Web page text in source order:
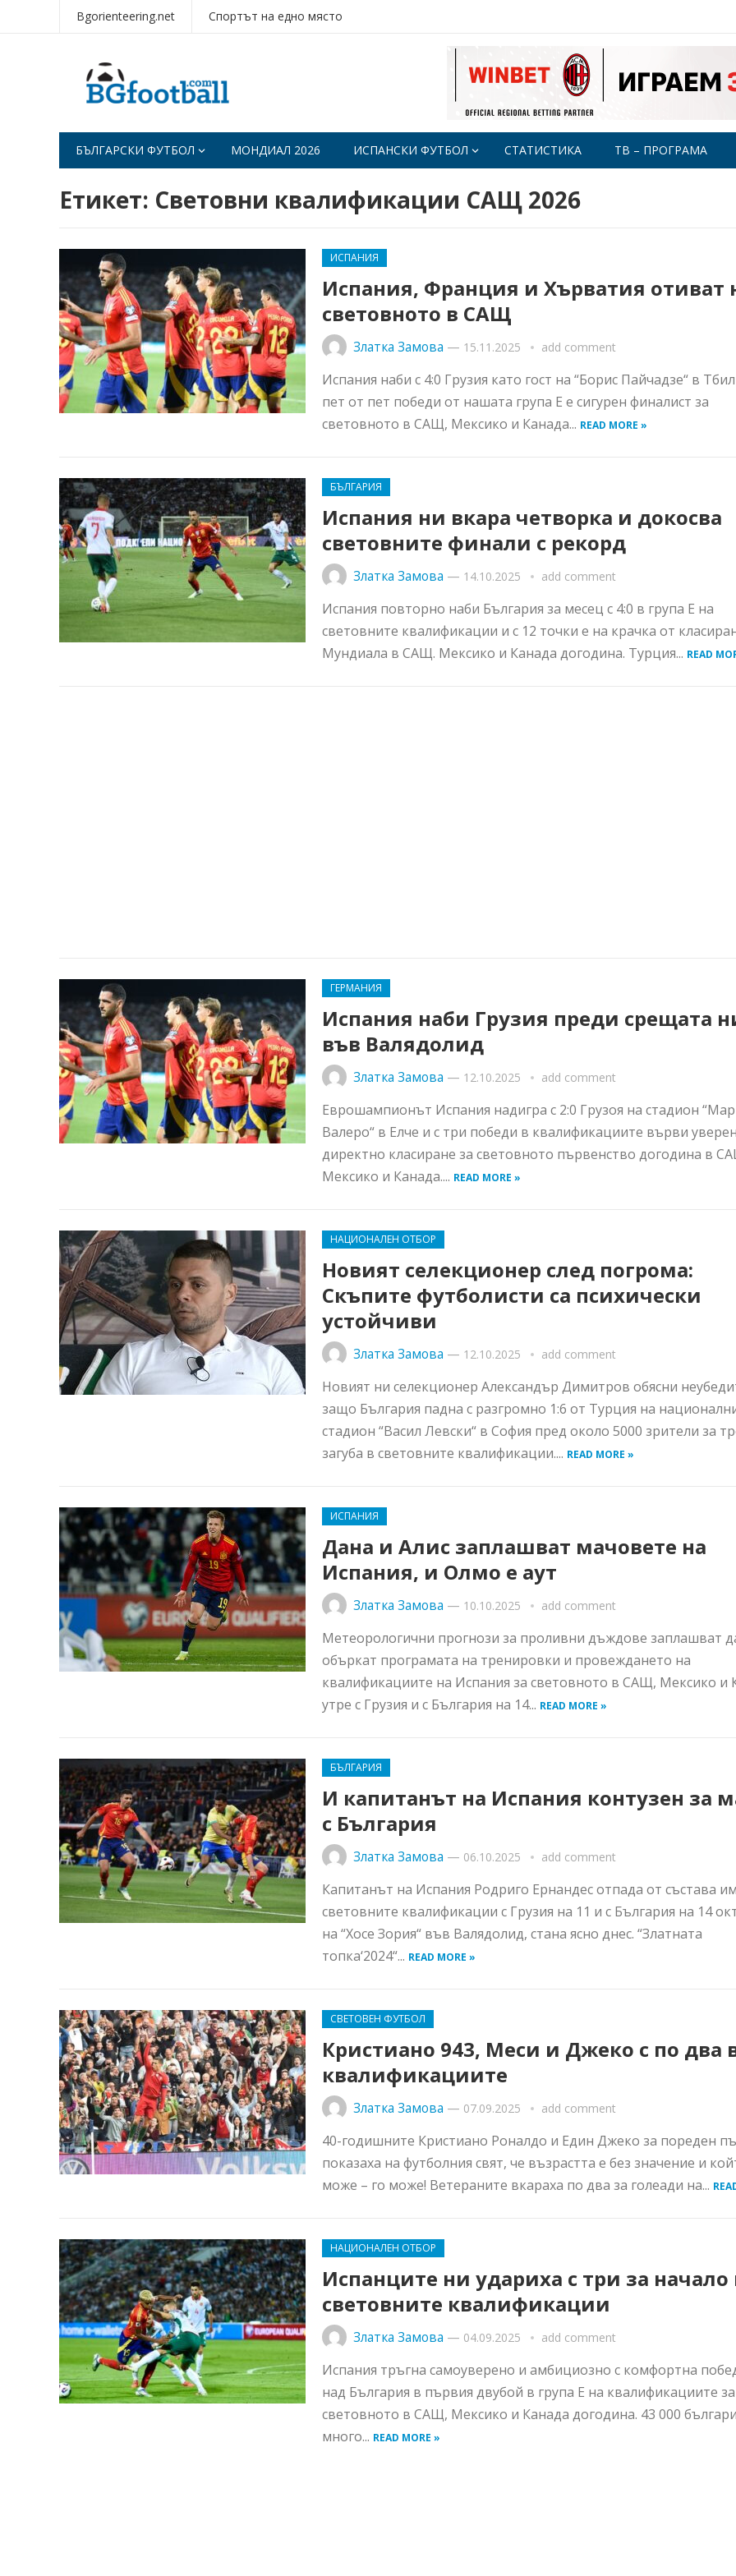
Bgorienteering.net Спортът на едно място
БЪЛГАРСКИ ФУТБОЛ МОНДИАЛ 2026 ИСПАНСКИ ФУТБОЛ СТАТИСТИКА ТВ – ПРОГРАМА
Етикет: Световни квалификации САЩ 2026
ИСПАНИЯ
Испания, Франция и Хърватия отиват
световното в САЩ
Златка Замова — 15.11.2025 add comment
Испания наби с 4:0 Грузия като гост на “Борис Пайчадзе“ в
пет от пет победи от нашата група Е е сигурен финалист за
световното в САЩ, Мексико и Канада... READ MORE »
БЪЛГАРИЯ
Испания ни вкара четворка и докосва
световните финали с рекорд
Златка Замова — 14.10.2025 add comment
Испания повторно наби България за месец с 4:0 в група Е на
световните квалификации и с 12 точки е на крачка от
Мундиала в САЩ. Мексико и Канада догодина. Турция... READ
ГЕРМАНИЯ
Испания наби Грузия преди срещата
във Валядолид
Златка Замова — 12.10.2025 add comment
Еврошампионът Испания надигра с 2:0 Грузоя на стадион
Валеро“ в Елче и с три победи в квалификациите върви
директно класиране за световното първенство догодина в
Мексико и Канада.... READ MORE »
НАЦИОНАЛЕН ОТБОР
Новият селекционер след погрома:
Скъпите футболисти са психически
устойчиви
Златка Замова — 12.10.2025 add comment
Новият ни селекционер Александър Димитров обясни
защо България падна с разгромно 1:6 от Турция на
стадион “Васил Левски“ в София пред около 5000 зрители за
загуба в световните квалификации.... READ MORE »
ИСПАНИЯ
Дана и Алис заплашват мачовете на
Испания, и Олмо е аут
Златка Замова — 10.10.2025 add comment
Метеорологични прогнози за проливни дъждове заплашват
объркат програмата на тренировки и провеждането на
квалификациите на Испания за световното в САЩ, Мексико и
утре с Грузия и с България на 14... READ MORE »
БЪЛГАРИЯ
И капитанът на Испания контузен за
с България
Златка Замова — 06.10.2025 add comment
Капитанът на Испания Родриго Ернандес отпада от състава
световните квалификации с Грузия на 11 и с България на 14
на “Хосе Зория“ във Валядолид, стана ясно днес. “Златната
топка‘2024“... READ MORE »
СВЕТОВЕН ФУТБОЛ
Кристиано 943, Меси и Джеко с по два
квалификациите
Златка Замова — 07.09.2025 add comment
40-годишните Кристиано Роналдо и Един Джеко за пореден
показаха на футболния свят, че възрастта е без значение и
може – го може! Ветераните вкараха по два за голеади на...
НАЦИОНАЛЕН ОТБОР
Испанците ни удариха с три за начало
светoвните квалификации
Златка Замова — 04.09.2025 add comment
Испания тръгна самоуверено и амбициозно с комфортна
над България в първия двубой в група Е на квалификациите за
световното в САЩ, Мексико и Канада догодина. 43 000
много... READ MORE »